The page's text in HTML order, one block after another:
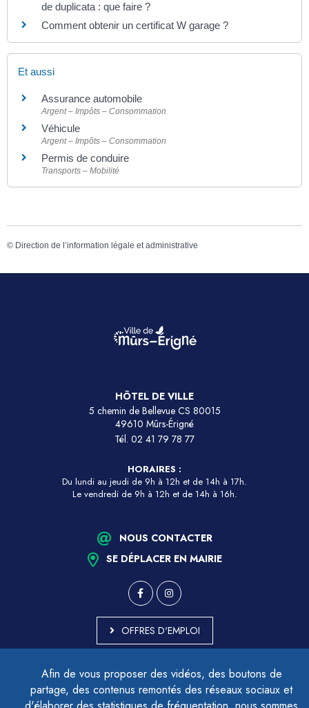
Afin de vous proposer des vidéos, des boutons de
partage, des contenus remontés des réseaux sociaux et
de duplicata : que faire ?
Comment obtenir un certificat W garage ?
Et aussi
Assurance automobile
Argent – Impôts – Consommation
Véhicule
Argent – Impôts – Consommation
Permis de conduire
Transports – Mobilité
© Direction de l’information légale et administrative
HÔTEL DE VILLE
5 chemin de Bellevue CS 80015
49610 Mûrs-Érigné
Tél. 02 41 79 78 77
HORAIRES :
Du lundi au jeudi de 9h à 12h et de 14h à 17h.
Le vendredi de 9h à 12h et de 14h à 16h.
NOUS CONTACTER
SE DÉPLACER EN MAIRIE
OFFRES D'EMPLOI
ACCESSIBILITÉ - PARTIELLEMENT CONFORME
PLAN DU SITE
MENTIONS LÉGALES